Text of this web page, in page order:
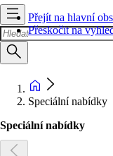
Přejít na hlavní
Přeskočit na
Speciální nabídky
Speciální nabídky